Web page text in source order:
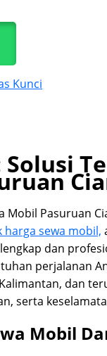
Kunci
Solusi
Mobil Pasuruan
harga sewa mobil,
dan
perjalanan
dan
serta
Mobil